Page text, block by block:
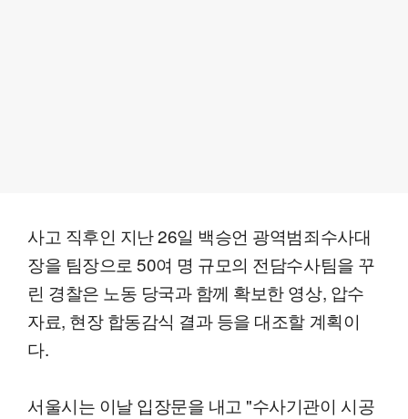
사고 직후인 지난 26일 백승언 광역범죄수사대
장을 팀장으로 50여 명 규모의 전담수사팀을 꾸
린 경찰은 노동 당국과 함께 확보한 영상, 압수
자료, 현장 합동감식 결과 등을 대조할 계획이
다.
서울시는 이날 입장문을 내고 "수사기관이 시공